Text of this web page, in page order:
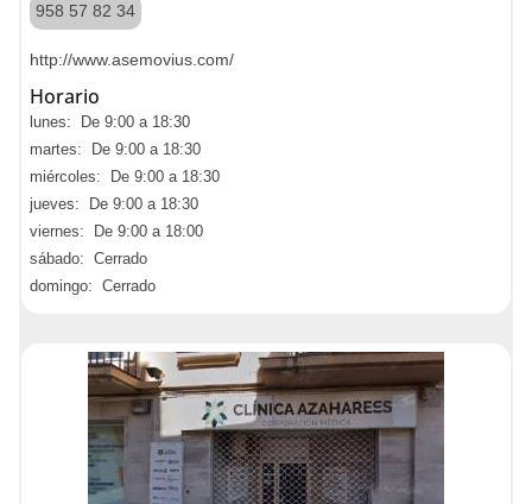
958 57 82 34
http://www.asemovius.com/
Horario
lunes: De 9:00 a 18:30
martes: De 9:00 a 18:30
miércoles: De 9:00 a 18:30
jueves: De 9:00 a 18:30
viernes: De 9:00 a 18:00
sábado: Cerrado
domingo: Cerrado